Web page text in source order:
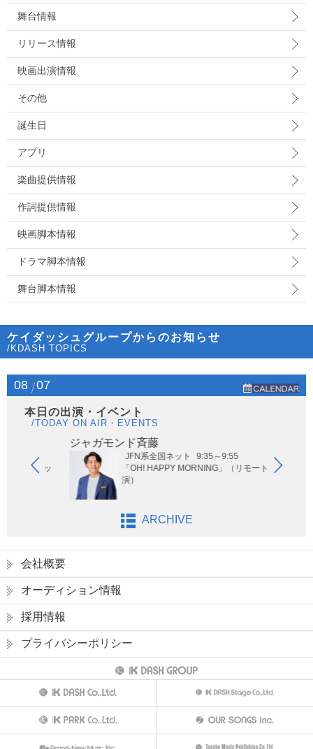
舞台情報
リリース情報
映画出演情報
その他
誕生日
アプリ
楽曲提供情報
作詞提供情報
映画脚本情報
ドラマ脚本情報
舞台脚本情報
ケイダッシュグループからのお知らせ
/KDASH TOPICS
08 07
本日の出演・イベント
/TODAY ON AIR・EVENTS
ジャガモンド斉藤
JFN系全国ネット
9:35～9:55
「OH! HAPPY MORNING」（リモート出
演）
ARCHIVE
会社概要
オーディション情報
採用情報
プライバシーポリシー